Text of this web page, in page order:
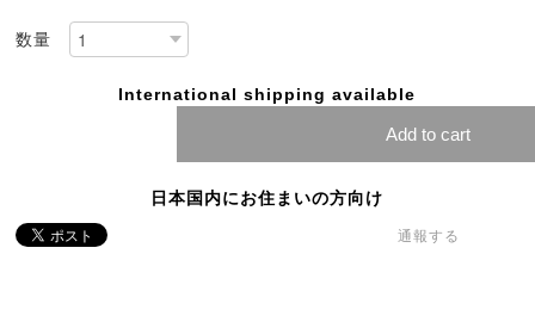
数量
International shipping available
Add to cart
日本国内にお住まいの方向け
通報する